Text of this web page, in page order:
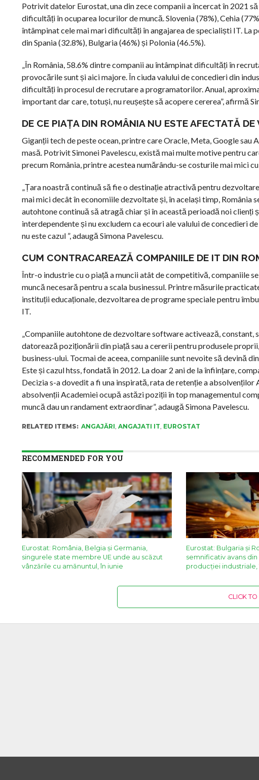
Potrivit datelor Eurostat, una din zece companii a încercat în 2021
dificultăți în ocuparea locurilor de muncă. Slovenia (78%), Cehia
întâmpinat cele mai mari dificultăți în angajarea de specialiști IT.
din Spania (32.8%), Bulgaria (46%) și Polonia (46.5%).
„În România, 58.6% dintre companii au întâmpinat dificultăți în
provocările sunt și aici majore. În ciuda valului de concedieri din
dificultăți în procesul de recrutare a programatorilor. Anual,
important dar care, totuși, nu reușește să acopere cererea”, afirmă
DE CE PIAȚA DIN ROMÂNIA NU ESTE AFECTATĂ
Giganții tech de peste ocean, printre care Oracle, Meta, Google sau
masă. Potrivit Simonei Pavelescu, există mai multe motive pentru
precum România, printre acestea numărându-se costurile mai mici
„Țara noastră continuă să fie o destinație atractivă pentru
mai mici decât în economiile dezvoltate și, în același timp,
autohtone continuă să atragă chiar și în această perioadă noi clienți
interdependente și nu excludem ca ecouri ale valului de concedieri
nu este cazul ”, adaugă Simona Pavelescu.
CUM CONTRACAREAZĂ COMPANIILE DE IT DIN
Într-o industrie cu o piață a muncii atât de competitivă, companiile
muncă necesară pentru a scala businessul. Printre măsurile
instituții educaționale, dezvoltarea de programe speciale pentru
IT.
„Companiile autohtone de dezvoltare software activează, constant,
datorează poziționării din piață sau a cererii pentru produsele
business-ului. Tocmai de aceea, companiile sunt nevoite să devină
Este și cazul htss, fondată în 2012. La doar 2 ani de la înființare,
Decizia s-a dovedit a fi una inspirată, rata de retenție a
absolvenții Academiei ocupă astăzi poziții în top managementul
muncă dau un randament extraordinar”, adaugă Simona Pavelescu.
RELATED ITEMS: ANGAJĂRI ANGAJATI IT EUROSTAT
RECOMMENDED FOR YOU
Eurostat: România, Belgia și Germania,
singurele state membre UE unde au scăzut
vânzările cu amănuntul, în iunie
Eurostat: Bulgaria și
semnificativ avans
producției industriale,
CLICK